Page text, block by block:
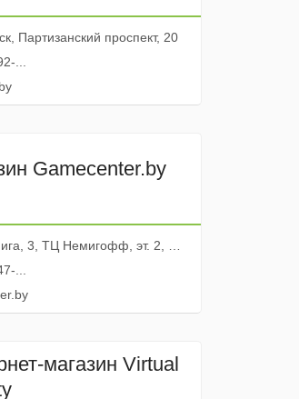
Партизанский проспект, 20
...
Gamecenter.by
3, ТЦ Немигофф, эт. 2, пав. 105
...
магазин Virtual